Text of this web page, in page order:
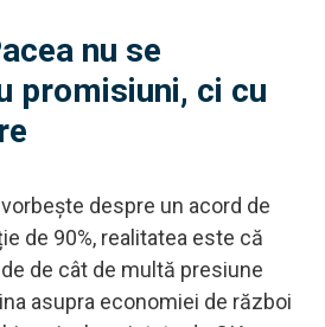
nu se
promisiuni, ci cu
despre un acord de
de 90%, realitatea este că
de cât de multă presiune
asupra economiei de război